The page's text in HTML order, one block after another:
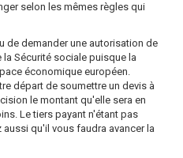
selon les mêmes règles qui
de demander une autorisation de
Sécurité sociale puisque la
économique européen.
départ de soumettre un devis à
le montant qu'elle sera en
Le tiers payant n'étant pas
qu'il vous faudra avancer la